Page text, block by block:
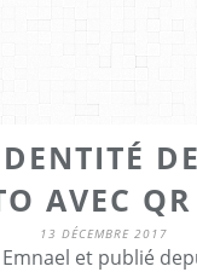
AVEC
13 DÉCEMBRE 2017
et publié